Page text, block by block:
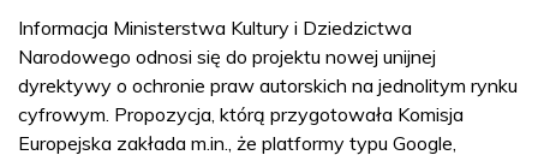
Informacja Ministerstwa Kultury i Dziedzictwa
Narodowego odnosi się do projektu nowej unijnej
dyrektywy o ochronie praw autorskich na jednolitym rynku
cyfrowym. Propozycja, którą przygotowała Komisja
Europejska zakłada m.in., że platformy typu Google,